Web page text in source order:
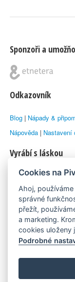
Sponzoři a
Odkazovník
Blog | Nápady &
Nápověda | Nastavení
Vyrábí s láskou
© 2010–2026 by
Máme rádi
Pivní.info
Poznámka pod
Pivní deníček je
Cookies na
Ahoj,
správné
přežít,
a marketing.
cookies uloženy
Podrobné